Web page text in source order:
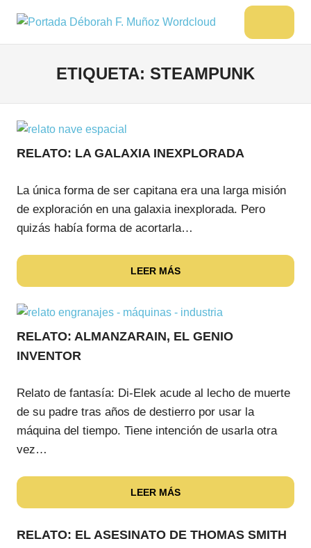
contenido
DÉBORAH
MUÑOZ
más
ETIQUETA: STEAMPUNK
RELATO: LA GALAXIA INEXPLORADA
La única forma de ser capitana era una larga misión
de exploración en una galaxia inexplorada. Pero
quizás había forma de acortarla…
LEER MÁS
RELATO: ALMANZARAIN, EL GENIO
INVENTOR
Relato de fantasía: Di-Elek acude al lecho de muerte
de su padre tras años de destierro por usar la
máquina del tiempo. Tiene intención de usarla otra
vez…
LEER MÁS
RELATO: EL ASESINATO DE THOMAS SMITH